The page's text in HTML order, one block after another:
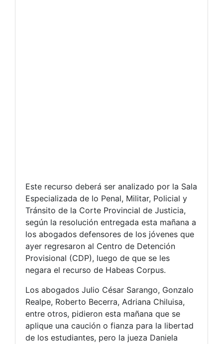
Este recurso deberá ser analizado por la Sala
Especializada de lo Penal, Militar, Policial y
Tránsito de la Corte Provincial de Justicia,
según la resolución entregada esta mañana a
los abogados defensores de los jóvenes que
ayer regresaron al Centro de Detención
Provisional (CDP), luego de que se les
negara el recurso de Habeas Corpus.
Los abogados Julio César Sarango, Gonzalo
Realpe, Roberto Becerra, Adriana Chiluisa,
entre otros, pidieron esta mañana que se
aplique una caución o fianza para la libertad
de los estudiantes, pero la jueza Daniela